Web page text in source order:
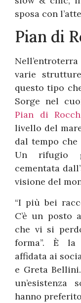
sposa con
Pian di
varie
questo tipo
Sorge nel
Pian di
livello del
dal tempo
Un rifugio
cementata
visione del
“I più bei
C’è un posto
che vi si
forma”. È la
affidata ai
e Greta
hanno